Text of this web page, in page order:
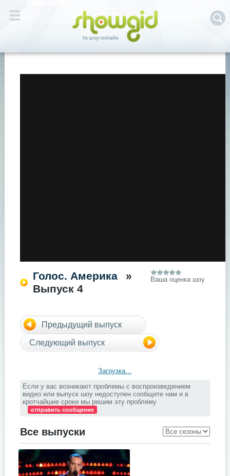
Голос. Америка
»
Выпуск 4
Ваша оценка шоу
Предыдущий выпуск
Следующий выпуск
Загрузка...
Если у вас возникают проблемы с воспроизведением
видео или выпуск шоу недоступен сообщите нам и в
кротчайшие сроки мы решим эту проблему
отправить сообщение
Все выпуски